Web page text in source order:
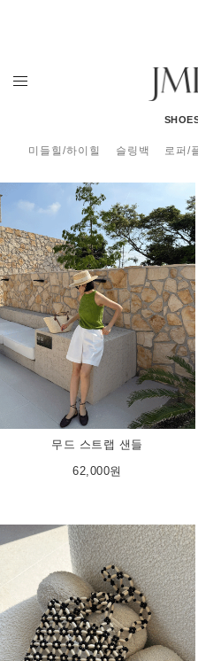
미들힐/하이힐 슬링백 로퍼/
무드 스트랩 샌들
62,000원